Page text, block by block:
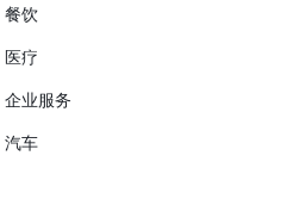
餐饮
医疗
企业服务
汽车